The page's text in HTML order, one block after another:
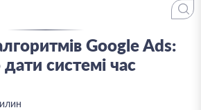
Google Ads:
дати системі час